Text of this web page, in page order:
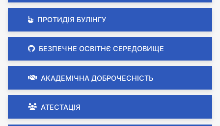
ПРОТИДІЯ БУЛІНГУ
БЕЗПЕЧНЕ ОСВІТНЄ СЕРЕДОВИЩЕ
АКАДЕМІЧНА ДОБРОЧЕСНІСТЬ
АТЕСТАЦІЯ